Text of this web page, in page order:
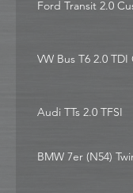
Ford Transit 2.0
VW Bus T6 2.0 TDI
Audi TTs 2.0 TFSI
BMW 7er (N54)